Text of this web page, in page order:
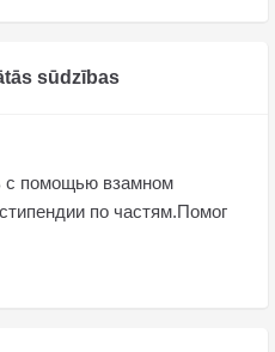
sūdzības
с помощью взамном
по частям.Помог